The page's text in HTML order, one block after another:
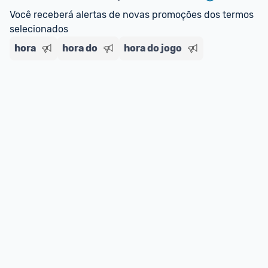
Entrega Expressa: A partir de 2 dias úteis.*
*Confira aqui
Você receberá alertas de novas promoções dos termos
selecionados
hora
hora do hora do jogo